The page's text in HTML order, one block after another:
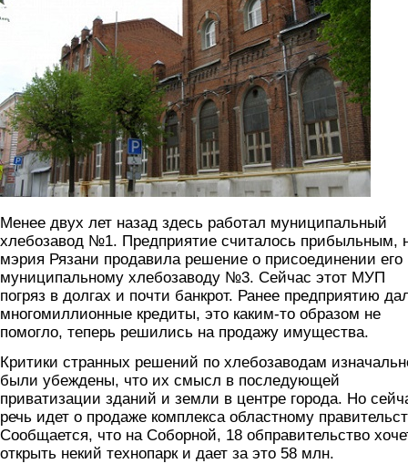
Менее двух лет назад здесь работал муниципальный
хлебозавод №1. Предприятие считалось прибыльным,
мэрия Рязани продавила решение о присоединении его
муниципальному хлебозаводу №3. Сейчас этот МУП
погряз в долгах и почти банкрот. Ранее предприятию
многомиллионные кредиты, это каким-то образом не
помогло, теперь решились на продажу имущества.
Критики странных решений по хлебозаводам
были убеждены, что их смысл в последующей
приватизации зданий и земли в центре города. Но
речь идет о продаже комплекса областному
Сообщается, что на Соборной, 18 обправительство
открыть некий технопарк и дает за это 58 млн.